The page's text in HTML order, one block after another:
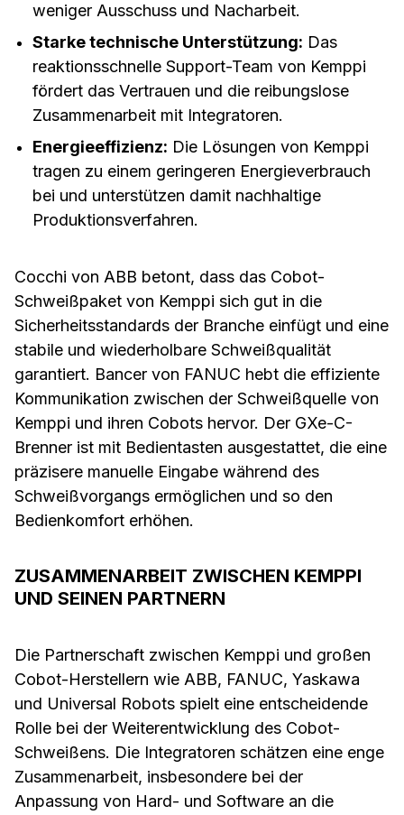
weniger Ausschuss und Nacharbeit.
Starke technische Unterstützung: Das
reaktionsschnelle Support-Team von Kemppi
fördert das Vertrauen und die reibungslose
Zusammenarbeit mit Integratoren.
Energieeffizienz: Die Lösungen von Kemppi
tragen zu einem geringeren Energieverbrauch
bei und unterstützen damit nachhaltige
Produktionsverfahren.
Cocchi von ABB betont, dass das Cobot-
Schweißpaket von Kemppi sich gut in die
Sicherheitsstandards der Branche einfügt und eine
stabile und wiederholbare Schweißqualität
garantiert. Bancer von FANUC hebt die effiziente
Kommunikation zwischen der Schweißquelle von
Kemppi und ihren Cobots hervor. Der GXe-C-
Brenner ist mit Bedientasten ausgestattet, die eine
präzisere manuelle Eingabe während des
Schweißvorgangs ermöglichen und so den
Bedienkomfort erhöhen.
ZUSAMMENARBEIT ZWISCHEN KEMPPI
UND SEINEN PARTNERN
Die Partnerschaft zwischen Kemppi und großen
Cobot-Herstellern wie ABB, FANUC, Yaskawa
und Universal Robots spielt eine entscheidende
Rolle bei der Weiterentwicklung des Cobot-
Schweißens. Die Integratoren schätzen eine enge
Zusammenarbeit, insbesondere bei der
Anpassung von Hard- und Software an die